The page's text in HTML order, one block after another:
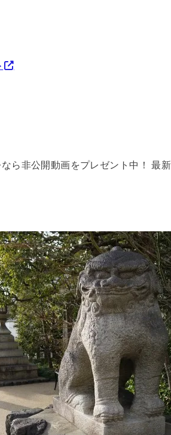
ら非公開動画をプレゼント中！ 最